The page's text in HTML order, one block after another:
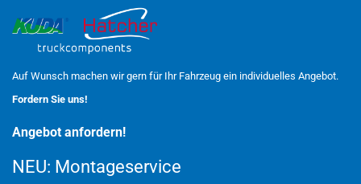
Auf Wunsch machen wir gern für Ihr Fahrzeug ein individuelles Angebot.
Fordern Sie uns!
Angebot anfordern!
NEU: Montageservice